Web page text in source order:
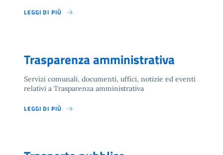
LEGGI DI PIÙ
Trasparenza amministrativa
Servizi comunali, documenti, uffici, notizie ed eventi
relativi a Trasparenza amministrativa
LEGGI DI PIÙ